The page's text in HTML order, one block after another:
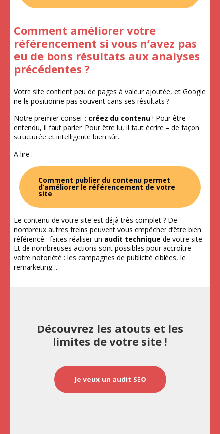
Comment améliorer votre
référencement si vous n’avez pas
eu de bons résultats aux analyses
précédentes ?
Votre site contient peu de pages à valeur ajoutée, et Google
ne le positionne pas souvent dans ses résultats ?
Notre premier conseil : créez du contenu ! Pour être
entendu, il faut parler. Pour être lu, il faut écrire – de façon
structurée et intelligente bien sûr.
A lire :
Comment publier du contenu permet
d’améliorer le référencement de votre
site
Le contenu de votre site est déjà très complet ? De
nombreux autres freins peuvent vous empêcher d’être bien
référencé : faites réaliser un audit technique de votre site.
Et de nombreuses actions sont possibles pour accroître
votre notoriété : les campagnes de publicité ciblées, le
remarketing…
Découvrez les atouts et les
limites de votre site !
Je veux un audit SEO